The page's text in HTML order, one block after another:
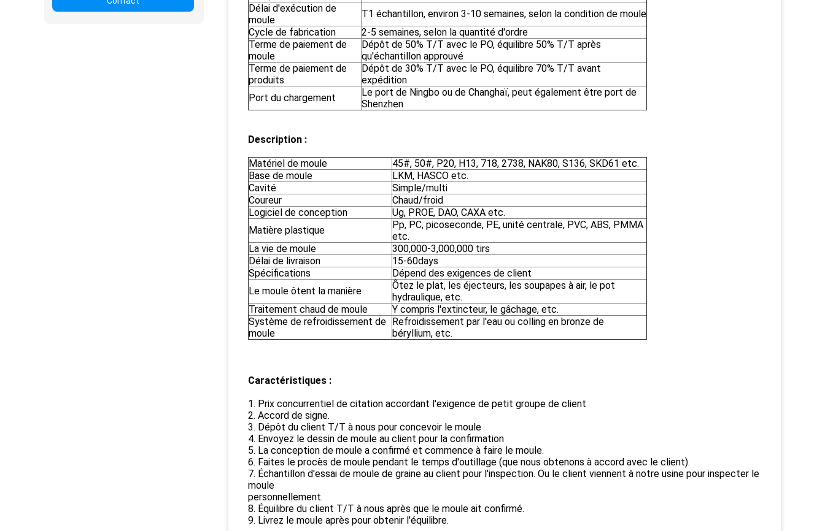
Délai d'exécution de
moule
T1 échantillon, environ 3-10 semaines, selon la condition de moule
Cycle de fabrication
2-5 semaines, selon la quantité d'ordre
Terme de paiement de
moule
Dépôt de 50% T/T avec le PO, équilibre 50% T/T après
qu'échantillon approuvé
Terme de paiement de
produits
Dépôt de 30% T/T avec le PO, équilibre 70% T/T avant
expédition
Port du chargement
Le port de Ningbo ou de Changhaï, peut également être port de
Shenzhen
Description :
Matériel de moule
45#, 50#, P20, H13, 718, 2738, NAK80, S136, SKD61 etc.
Base de moule
LKM, HASCO etc.
Cavité
Simple/multi
Coureur
Chaud/froid
Logiciel de conception
Ug, PROE, DAO, CAXA etc.
Matière plastique
Pp, PC, picoseconde, PE, unité centrale, PVC, ABS, PMMA
etc.
La vie de moule
300,000-3,000,000 tirs
Délai de livraison
15-60days
Spécifications
Dépend des exigences de client
Le moule ôtent la manière
Ôtez le plat, les éjecteurs, les soupapes à air, le pot
hydraulique, etc.
Traitement chaud de moule
Y compris l'extincteur, le gâchage, etc.
Système de refroidissement de
moule
Refroidissement par l'eau ou colling en bronze de
béryllium, etc.
Caractéristiques :
1. Prix concurrentiel de citation accordant l'exigence de petit groupe de client
2. Accord de signe.
3. Dépôt du client T/T à nous pour concevoir le moule
4. Envoyez le dessin de moule au client pour la confirmation
5. La conception de moule a confirmé et commence à faire le moule.
6. Faites le procès de moule pendant le temps d'outillage (que nous obtenons à accord avec le client).
7. Échantillon d'essai de moule de graine au client pour l'inspection. Ou le client viennent à notre usine pour inspecter le
moule
personnellement.
8. Équilibre du client T/T à nous après que le moule ait confirmé.
9. Livrez le moule après pour obtenir l'équilibre.